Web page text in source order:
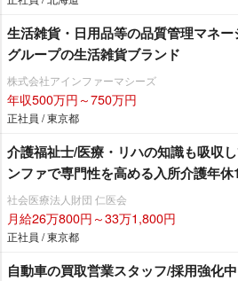
生活雑貨・日用品等の品質管理マネ
グループの生活雑貨ブランド
株式会社アインファーマシーズ
年収500万円～750万円
正社員 / 東京都
介護福祉士/医療・リハの知識も吸収
ンファで専門性を高める入所介護年
社会医療法人財団 仁医会
月給26万800円～33万1,800円
正社員 / 東京都
自動車の買取営業スタッフ/採用強化